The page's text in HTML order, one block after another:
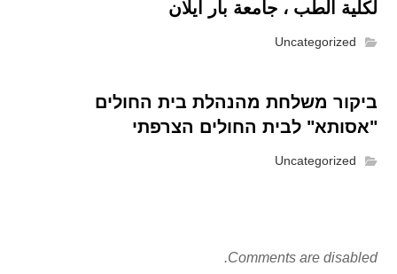
لكلية الطب ، جامعة بار ايلان
Uncategorized
ביקור משלחת מהנהלת בית החולים
"אסותא" לבית החולים הצרפתי
Uncategorized
Comments are disabled.